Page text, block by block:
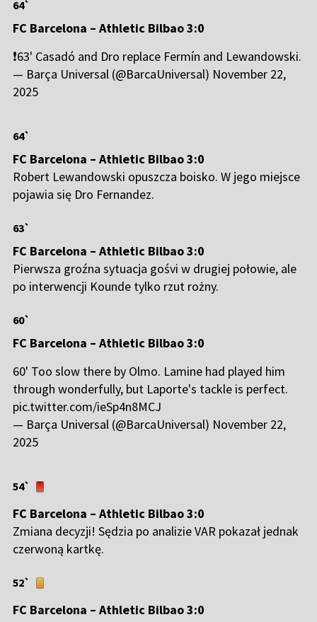
64`
FC Barcelona – Athletic Bilbao 3:0
❗️63' Casadó and Dro replace Fermín and Lewandowski.
— Barça Universal (@BarcaUniversal) November 22,
2025
64`
FC Barcelona – Athletic Bilbao 3:0
Robert Lewandowski opuszcza boisko. W jego miejsce
pojawia się Dro Fernandez.
63`
FC Barcelona – Athletic Bilbao 3:0
Pierwsza groźna sytuacja gośvi w drugiej połowie, ale
po interwencji Kounde tylko rzut rożny.
60`
FC Barcelona – Athletic Bilbao 3:0
60' Too slow there by Olmo. Lamine had played him
through wonderfully, but Laporte's tackle is perfect.
pic.twitter.com/ieSp4n8MCJ
— Barça Universal (@BarcaUniversal) November 22,
2025
54`
FC Barcelona – Athletic Bilbao 3:0
Zmiana decyzji! Sędzia po analizie VAR pokazał jednak
czerwoną kartkę.
52`
FC Barcelona – Athletic Bilbao 3:0